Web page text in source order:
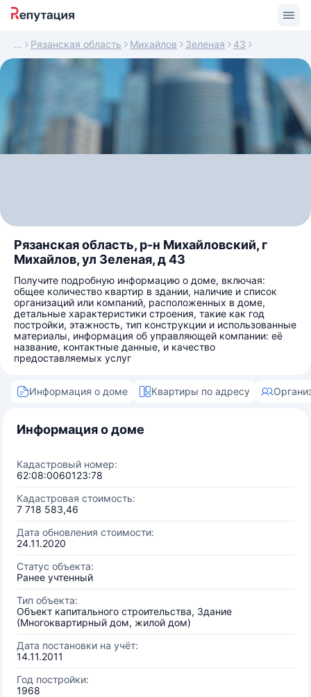
Рязанская область Михайлов Зеленая 43
Рязанская область, р-н Михайловский, г
Михайлов, ул Зеленая, д 43
Получите подробную информацию о доме, включая:
общее количество квартир в здании, наличие и список
организаций или компаний, расположенных в доме,
детальные характеристики строения, такие как год
постройки, этажность, тип конструкции и использованные
материалы, информация об управляющей компании: её
название, контактные данные, и качество
предоставляемых услуг
Информация о доме Квартиры по адресу
Информация о доме
Кадастровый номер:
62:08:0060123:78
Кадастровая стоимость:
7 718 583,46
Дата обновления стоимости:
24.11.2020
Статус объекта:
Ранее учтенный
Тип объекта:
Объект капитального строительства, Здание
(Многоквартирный дом, жилой дом)
Дата постановки на учёт:
14.11.2011
Год постройки:
1968